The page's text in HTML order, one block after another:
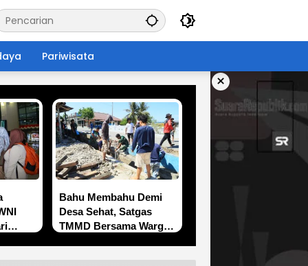
Pariwisata
×
Bahu Membahu Demi
Desa Sehat, Satgas
TMMD Bersama Warga